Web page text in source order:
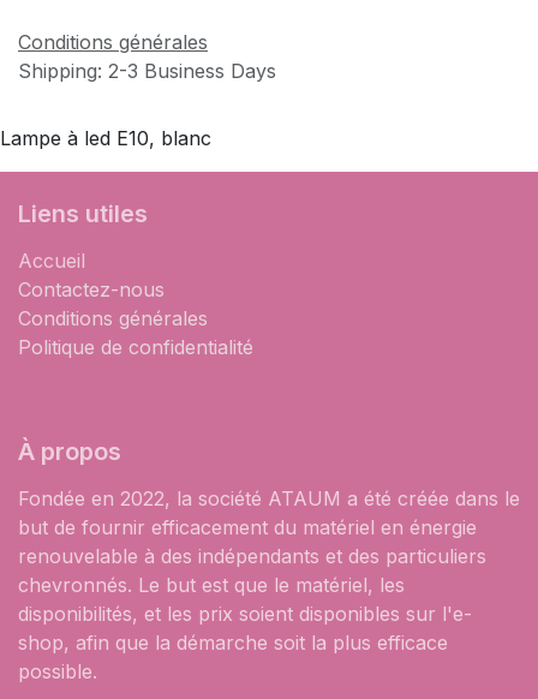
Conditions générales
Shipping: 2-3 Business Days
Lampe à led E10, blanc
Liens utiles
Accueil
Contactez-nous
Conditions générales
Politique de confidentialité
À propos
Fondée en 2022, la société ATAUM a été créée dans le
but de fournir efficacement du matériel en énergie
renouvelable à des indépendants et des particuliers
chevronnés. Le but est que le matériel, les
disponibilités, et les prix soient disponibles sur l'e-
shop, afin que la démarche soit la plus efficace
possible.